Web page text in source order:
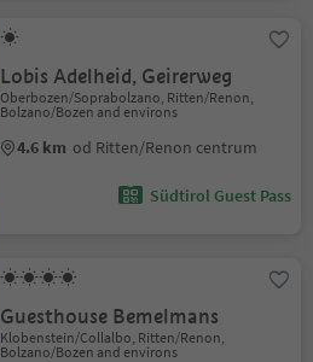
Lobis Adelheid, Geirerweg
Oberbozen/Soprabolzano, Ritten/Renon,
Bolzano/Bozen and environs
4.6 km od Ritten/Renon centrum
Südtirol Guest Pass
Guesthouse Bemelmans
Klobenstein/Collalbo, Ritten/Renon,
Bolzano/Bozen and environs